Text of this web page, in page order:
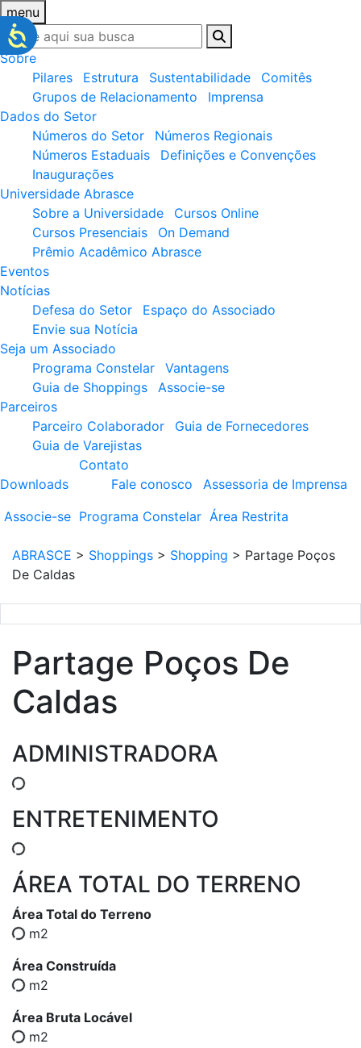
menu
Sobre
Pilares
Estrutura Sustentabilidade
Comitês
Grupos de Relacionamento
Imprensa
Dados do Setor
Números do Setor
Números Regionais
Números Estaduais
Definições e Convenções
Inaugurações
Universidade Abrasce
Sobre a Universidade
Cursos Online
Cursos Presenciais
On Demand
Prêmio Acadêmico Abrasce
Eventos
Notícias
Defesa do Setor
Espaço do Associado
Envie sua Notícia
Seja um Associado
Programa Constelar
Vantagens
Guia de Shoppings
Associe-se
Parceiros
Parceiro Colaborador
Guia de Fornecedores
Guia de Varejistas
Downloads
Contato
Fale conosco
Assessoria de Imprensa
Associe-se Programa Constelar Área Restrita
ABRASCE > Shoppings > Shopping > Partage Poços
De Caldas
Partage Poços De
Caldas
ADMINISTRADORA
ENTRETENIMENTO
ÁREA TOTAL DO TERRENO
Área Total do Terreno
m2
Área Construída
m2
Área Bruta Locável
m2